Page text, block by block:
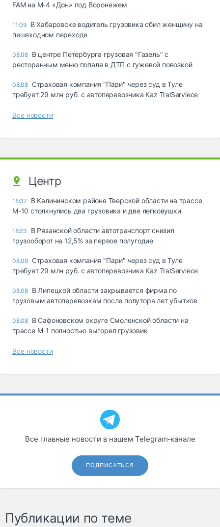
FAM на М-4 «Дон» под Воронежем
11:09 В Хабаровске водитель грузовика сбил женщину на
пешеходном переходе
08.08 В центре Петербурга грузовая "Газель" с
ресторанным меню попала в ДТП с гужевой повозкой
08.08 Страховая компания "Пари" через суд в Туле
требует 29 млн руб. с автоперевозчика Kaz TralServiece
Все новости
Центр
18:37
В Калининском районе Тверской области на трассе
М-10 столкнулись два грузовика и две легковушки
18:23
В Рязанской области автотранспорт снизил
грузооборот на 12,5% за первое полугодие
08.08 Страховая компания "Пари" через суд в Туле
требует 29 млн руб. с автоперевозчика Kaz TralServiece
08.08 В Липецкой области закрывается фирма по
грузовым автоперевозкам после полутора лет убытков
08.08 В Сафоновском округе Смоленской области на
трассе М-1 полностью выгорел грузовик
Все новости
Все главные новости в нашем Telegram‑канале
ПОДПИСАТЬСЯ
Публикации по теме